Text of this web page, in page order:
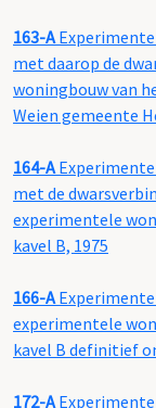
163-A
met daarop de
woningbouw van
Weien gemeente
164-A
met de
experimentele
kavel B, 1975
166-A
experimentele
kavel B definitief
172-A